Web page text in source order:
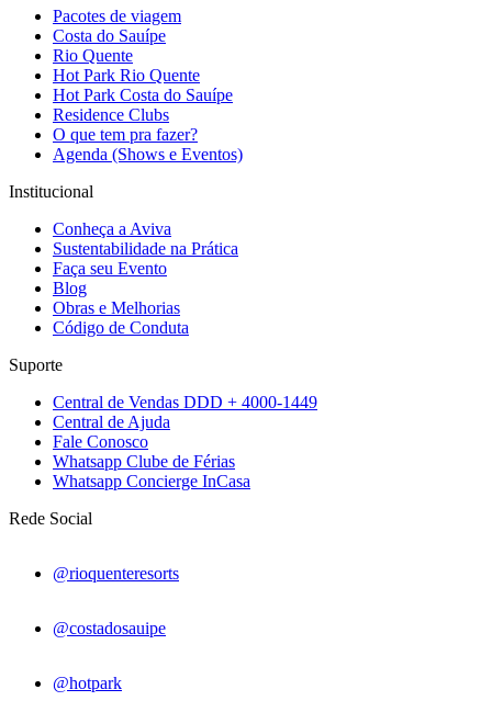
Pacotes de viagem
Costa do Sauípe
Rio Quente
Hot Park Rio Quente
Hot Park Costa do Sauípe
Residence Clubs
O que tem pra fazer?
Agenda (Shows e Eventos)
Institucional
Conheça a Aviva
Sustentabilidade na Prática
Faça seu Evento
Blog
Obras e Melhorias
Código de Conduta
Suporte
Central de Vendas DDD + 4000-1449
Central de Ajuda
Fale Conosco
Whatsapp Clube de Férias
Whatsapp Concierge InCasa
Rede Social
@rioquenteresorts
@costadosauipe
@hotpark